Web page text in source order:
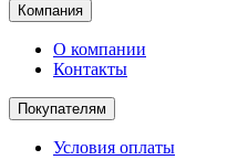
Компания
О компании
Контакты
Покупателям
Условия оплаты